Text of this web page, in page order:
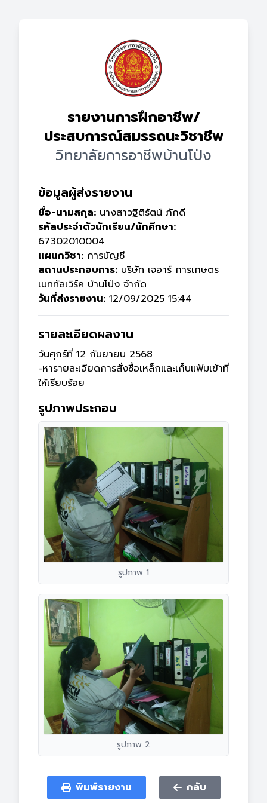
รายงานการฝึกอาชีพ/
ประสบการณ์สมรรถนะวิชาชีพ
วิทยาลัยการอาชีพบ้านโป่ง
ข้อมูลผู้ส่งรายงาน
ชื่อ-นามสกุล: นางสาวฐิติรัตน์ ภักดี
รหัสประจำตัวนักเรียน/นักศึกษา:
67302010004
แผนกวิชา: การบัญชี
สถานประกอบการ: บริษัท เจอาร์ การเกษตร
เมททัลเวิร์ค บ้านโป่ง จำกัด
วันที่ส่งรายงาน: 12/09/2025 15:44
รายละเอียดผลงาน
วันศุกร์ที่ 12 กันยายน 2568
-หารายละเอียดการสั่งซื้อเหล็กและเก็บแฟ้มเข้าที่
ให้เรียบร้อย
รูปภาพประกอบ
รูปภาพ 1
รูปภาพ 2
พิมพ์รายงาน กลับ